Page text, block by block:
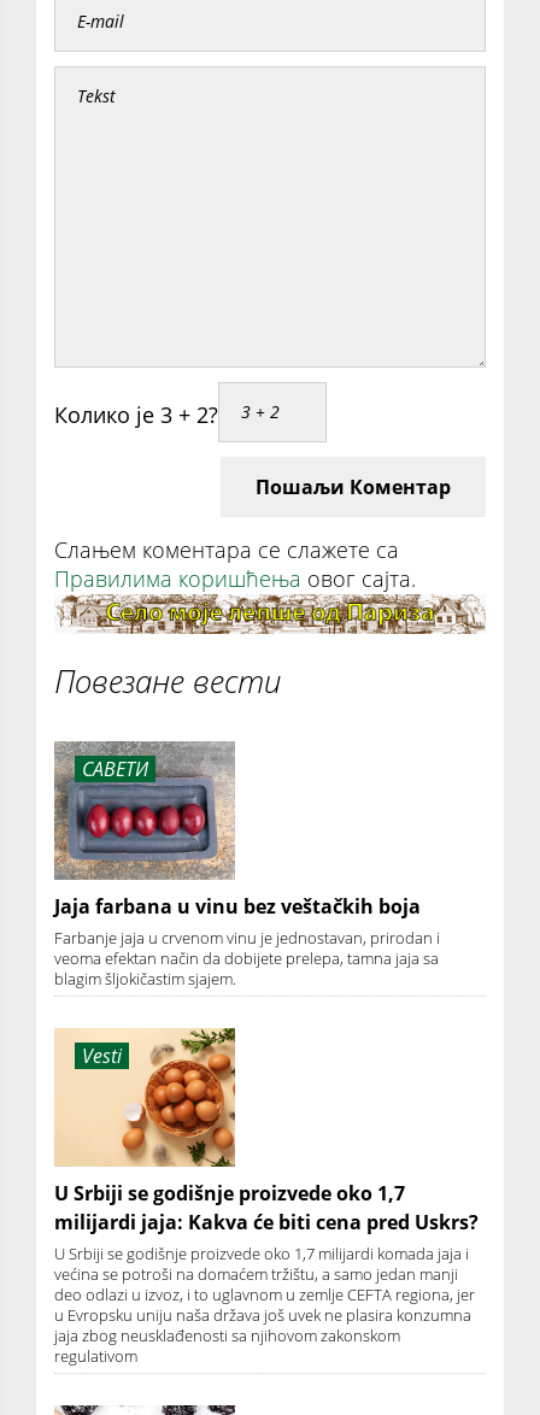
Колико је 3 + 2?
Пошаљи Коментар
Слањем коментара се слажете са
Правилима коришћења овог сајта.
Повезане вести
САВЕТИ
Jaja farbana u vinu bez veštačkih boja
Farbanje jaja u crvenom vinu je jednostavan, prirodan i
veoma efektan način da dobijete prelepa, tamna jaja sa
blagim šljokičastim sjajem.
Vesti
U Srbiji se godišnje proizvede oko 1,7
milijardi jaja: Kakva će biti cena pred Uskrs?
U Srbiji se godišnje proizvede oko 1,7 milijardi komada jaja i
većina se potroši na domaćem tržištu, a samo jedan manji
deo odlazi u izvoz, i to uglavnom u zemlje CEFTA regiona, jer
u Evropsku uniju naša država još uvek ne plasira konzumna
jaja zbog neusklađenosti sa njihovom zakonskom
regulativom